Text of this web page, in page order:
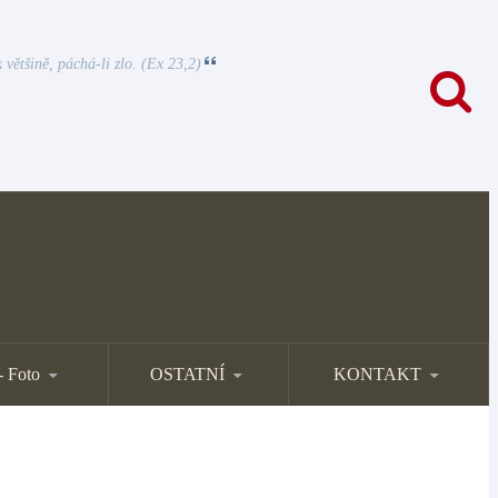
většině, páchá-li zlo. (Ex 23,2)
Foto OSTATNÍ KONTAKT